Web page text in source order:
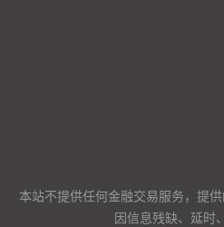
本站不提供任何金融交易服务，提
因信息残缺、延时